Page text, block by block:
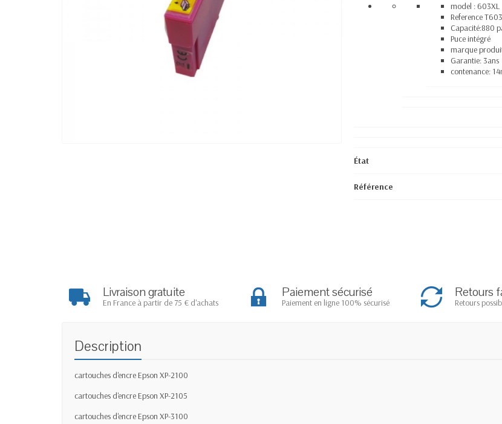
model : 603XL
Reference
Capacité:880
Puce intégré
marque
Garantie: 3ans
contenance:
État
Référence
Livraison gratuite
En France à partir de 75 € d'achats
Paiement sécurisé
Paiement en ligne 100% sécurisé
Retours
Retours
Description
cartouches d'encre Epson XP-2100
cartouches d'encre Epson XP-2105
cartouches d'encre Epson XP-3100